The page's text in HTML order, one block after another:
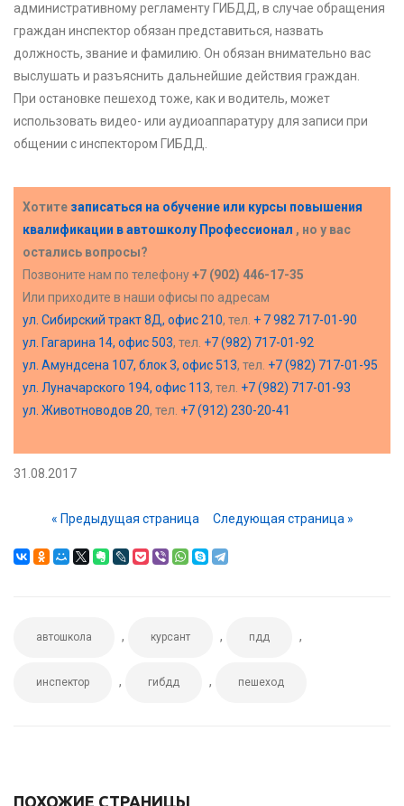
административному регламенту ГИБДД, в случае обращения
граждан инспектор обязан представиться, назвать
должность, звание и фамилию. Он обязан внимательно вас
выслушать и разъяснить дальнейшие действия граждан.
При остановке пешеход тоже, как и водитель, может
использовать видео- или аудиоаппаратуру для записи при
общении с инспектором ГИБДД.
Хотите записаться на обучение или курсы повышения
квалификации вавтошколу Профессионал , но у вас
остались вопросы?
Позвоните нам по телефону+7 (902) 446-17-35
Или приходите в наши офисы по адресам
ул. Сибирский тракт 8Д, офис 210, тел. + 7 982 717-01-90
ул. Гагарина 14, офис 503, тел. +7 (982) 717-01-92
ул. Амундсена 107, блок 3, офис 513, тел. +7 (982) 717-01-95
ул. Луначарского 194, офис 113, тел. +7 (982) 717-01-93
ул. Животноводов 20, тел. +7 (912) 230-20-41
31.08.2017
« Предыдущая страница Следующая страница »
автошкола , курсант , пдд ,
инспектор , гибдд , пешеход
ПОХОЖИЕ СТРАНИЦЫ